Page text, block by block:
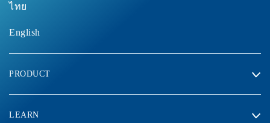
ไทย
English
PRODUCT
LEARN